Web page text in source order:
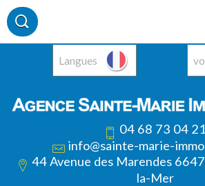
Langues
04 68 73 04 21
info@sainte-marie-
44 Avenue des Marendes
la-Mer